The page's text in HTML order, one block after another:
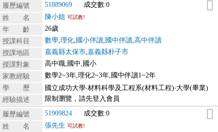
履歷編號 51889069
成交數:0
姓 名
陳小姐 可試教!
年 齡
26歲
授課科目
數學 理化 國小伴讀 國中伴讀 高中伴讀
授課地區
嘉義縣太保市 嘉義縣朴子市
授課對象
高中職,國中,國小
家教經驗
數學2~3年,理化2~3年,國中伴讀1~2年
學 歷
國立成功大學‧材料科學及工程系(材料工程)‧大學(畢業)
經驗描述
限制瀏覽，請先登入會員
履歷編號 51909824
成交數:0
姓 名
張先生 可試教!